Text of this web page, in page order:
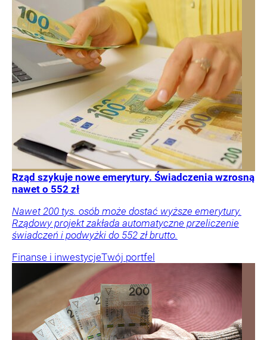
Rząd szykuje nowe emerytury. Świadczenia wzrosną
nawet o 552 zł
Nawet 200 tys. osób może dostać wyższe emerytury.
Rządowy projekt zakłada automatyczne przeliczenie
świadczeń i podwyżki do 552 zł brutto.
Finanse i inwestycjeTwój portfel